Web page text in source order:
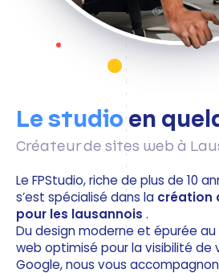
Le studioen
Créateur de sites web à
Le FPStudio, riche de plus de 10
s’est spécialisé dans la création
pour les lausannois .
Du design moderne et épurée
web optimisé pour la visibilité de
Google, nous vous